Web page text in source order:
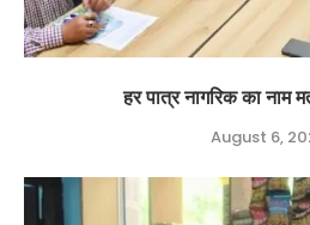
हर पात्र नागरिक का नाम
August 6,